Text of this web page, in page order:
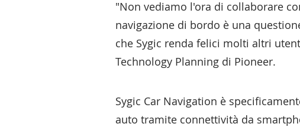
"Non vediamo l'ora di collaborare
navigazione di bordo è una
che Sygic renda felici molti altri
Technology Planning di Pioneer.
Sygic Car Navigation è
auto tramite connettività da